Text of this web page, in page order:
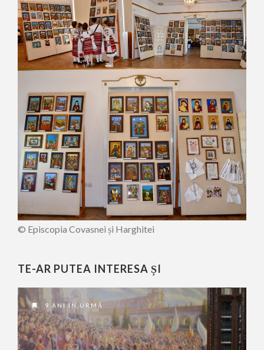
© Episcopia Covasnei și Harghitei
TE-AR PUTEA INTERESA ȘI
9 ANI ÎN URMĂ